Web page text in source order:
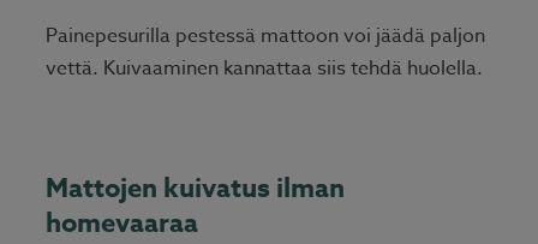
Painepesurilla pestessä mattoon voi jäädä paljon
vettä. Kuivaaminen kannattaa siis tehdä huolella.
Mattojen kuivatus ilman
homevaaraa